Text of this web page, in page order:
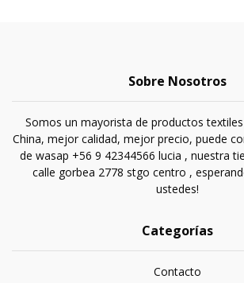
Sobre Nosotros
Somos un mayorista de productos
China, mejor calidad, mejor precio, puede
de wasap +56 9 42344566 lucia , nuestra
calle gorbea 2778 stgo centro ,
ustedes!
Categorías
Contacto